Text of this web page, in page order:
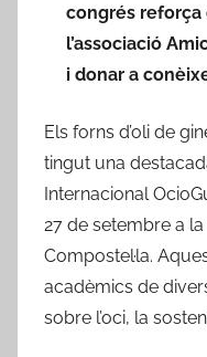
congrés
l’associació
i donar a
Els forns d’oli de
tingut una
Internacional
27 de setembre a
Compostel·la.
acadèmics de
sobre l’oci, la